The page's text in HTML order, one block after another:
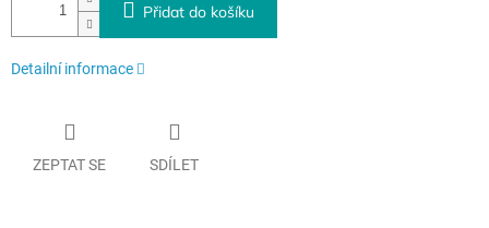
Přidat do košíku
Detailní informace
ZEPTAT SE SDÍLET